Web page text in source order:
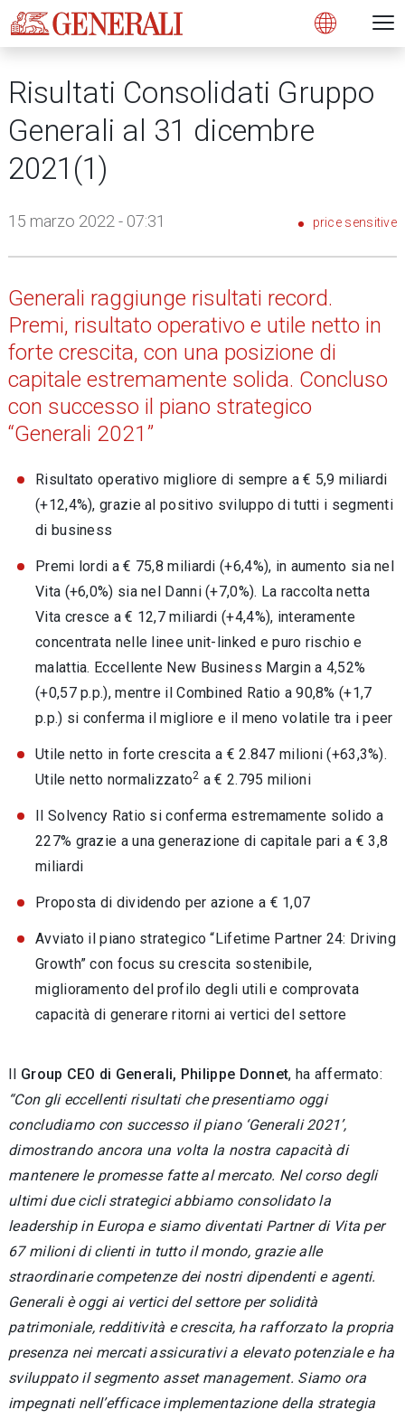
Open
Risultati Consolidati Gruppo
Generali al 31 dicembre
2021(1)
15 marzo 2022 - 07:31 price sensitive
Generali raggiunge risultati record.
Premi, risultato operativo e utile netto in
forte crescita, con una posizione di
capitale estremamente solida. Concluso
con successo il piano strategico
“Generali 2021”
Risultato operativo migliore di sempre a € 5,9 miliardi
(+12,4%), grazie al positivo sviluppo di tutti i segmenti
di business
Premi lordi a € 75,8 miliardi (+6,4%), in aumento sia nel
Vita (+6,0%) sia nel Danni (+7,0%). La raccolta netta
Vita cresce a € 12,7 miliardi (+4,4%), interamente
concentrata nelle linee unit-linked e puro rischio e
malattia. Eccellente New Business Margin a 4,52%
(+0,57 p.p.), mentre il Combined Ratio a 90,8% (+1,7
p.p.) si conferma il migliore e il meno volatile tra i peer
Utile netto in forte crescita a € 2.847 milioni (+63,3%).
Utile netto normalizzato2 a € 2.795 milioni
Il Solvency Ratio si conferma estremamente solido a
227% grazie a una generazione di capitale pari a € 3,8
miliardi
Proposta di dividendo per azione a € 1,07
Avviato il piano strategico “Lifetime Partner 24: Driving
Growth” con focus su crescita sostenibile,
miglioramento del profilo degli utili e comprovata
capacità di generare ritorni ai vertici del settore
Il Group CEO di Generali, Philippe Donnet, ha affermato:
“Con gli eccellenti risultati che presentiamo oggi
concludiamo con successo il piano ‘Generali 2021’,
dimostrando ancora una volta la nostra capacità di
mantenere le promesse fatte al mercato. Nel corso degli
ultimi due cicli strategici abbiamo consolidato la
leadership in Europa e siamo diventati Partner di Vita per
67 milioni di clienti in tutto il mondo, grazie alle
straordinarie competenze dei nostri dipendenti e agenti.
Generali è oggi ai vertici del settore per solidità
patrimoniale, redditività e crescita, ha rafforzato la propria
presenza nei mercati assicurativi a elevato potenziale e ha
sviluppato il segmento asset management. Siamo ora
impegnati nell’efficace implementazione della strategia